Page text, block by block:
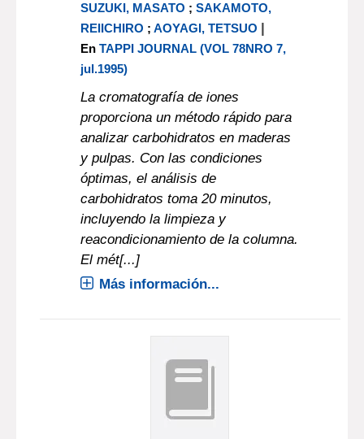
SUZUKI, MASATO ; SAKAMOTO,
REIICHIRO ; AOYAGI, TETSUO |
En TAPPI JOURNAL (VOL 78NRO 7,
jul.1995)
La cromatografía de iones
proporciona un método rápido para
analizar carbohidratos en maderas
y pulpas. Con las condiciones
óptimas, el análisis de
carbohidratos toma 20 minutos,
incluyendo la limpieza y
reacondicionamiento de la columna.
El mét[...]
Más información...